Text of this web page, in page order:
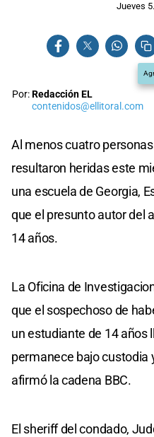
Jueves
Por:Redacción EL
contenidos@ellitoral.com
Al menos cuatro
resultaron heridas este
una escuela de Georgia,
que el presunto autor del
14 años.
La Oficina de
que el sospechoso de
un estudiante de 14 años
permanece bajo custodia
afirmó la cadena BBC.
El sheriff del condado,